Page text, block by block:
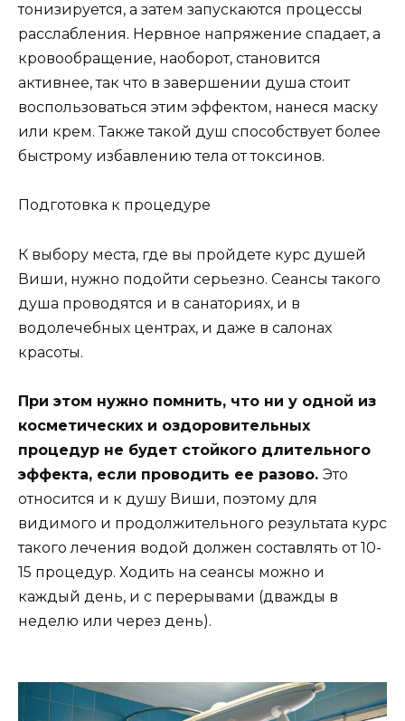
тонизируется, а затем запускаются процессы
расслабления. Нервное напряжение спадает, а
кровообращение, наоборот, становится
активнее, так что в завершении душа стоит
воспользоваться этим эффектом, нанеся маску
или крем. Также такой душ способствует более
быстрому избавлению тела от токсинов.
Подготовка к процедуре
К выбору места, где вы пройдете курс душей
Виши, нужно подойти серьезно. Сеансы такого
душа проводятся и в санаториях, и в
водолечебных центрах, и даже в салонах
красоты.
При этом нужно помнить, что ни у одной из
косметических и оздоровительных
процедур не будет стойкого длительного
эффекта, если проводить ее разово. Это
относится и к душу Виши, поэтому для
видимого и продолжительного результата курс
такого лечения водой должен составлять от 10-
15 процедур. Ходить на сеансы можно и
каждый день, и с перерывами (дважды в
неделю или через день).